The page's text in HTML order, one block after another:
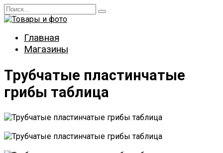
Перейти
к
Search
for:
Главная
Магазины
Трубчатые пластинчатые
грибы таблица